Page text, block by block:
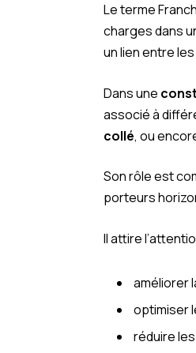
Le terme
charges dans
un lien entre
Dans une
associé à
collé, ou
Son rôle est
porteurs
Il attire
améliorer
optimiser
réduire les